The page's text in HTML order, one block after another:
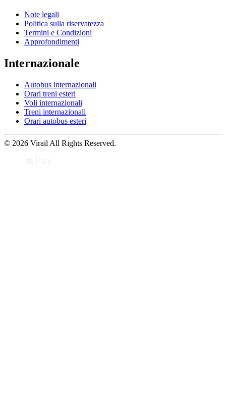
Note legali
Politica sulla riservatezza
Termini e Condizioni
Approfondimenti
Internazionale
Autobus internazionali
Orari treni esteri
Voli internazionali
Treni internazionali
Orari autobus esteri
© 2026 Virail All Rights Reserved.